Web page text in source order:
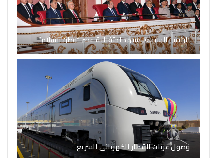
الرئيس السيسي يشهد احتفالية مصر “وطن السلام”
وصول عربات القطار الكهربائى السريع